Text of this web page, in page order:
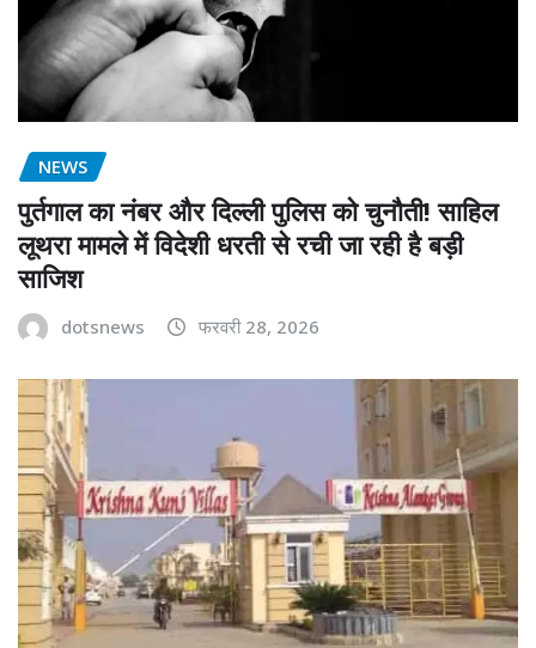
NEWS
पुर्तगाल का नंबर और दिल्ली पुलिस को चुनौती! साहिल
लूथरा मामले में विदेशी धरती से रची जा रही है बड़ी
साजिश
dotsnews फरवरी 28, 2026